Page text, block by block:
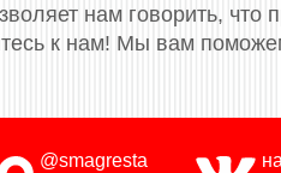
нам говорить,
к нам! Мы вам
@smagresta